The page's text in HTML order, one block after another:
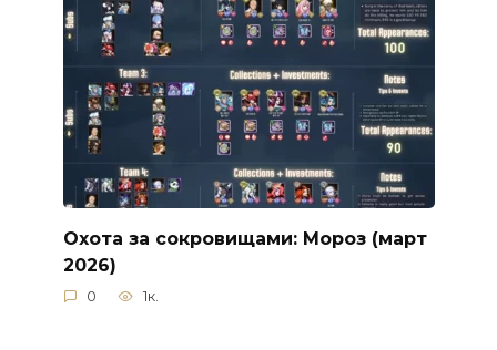
Охота за сокровищами: Мороз (март
2026)
0 1к.